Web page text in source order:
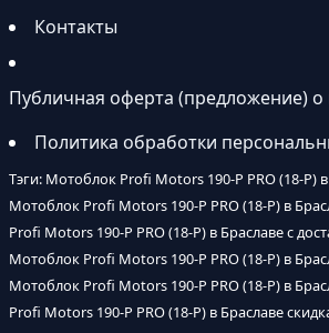
Контакты
Публичная оферта (предложение)
Политика обработки
Тэги: Мотоблок Profi Motors 190-P PRO (18-P)
Мотоблок Profi Motors 190-P PRO (18-P) в
Profi Motors 190-P PRO (18-P) в Браславе с
Мотоблок Profi Motors 190-P PRO (18-P) в
Мотоблок Profi Motors 190-P PRO (18-P) в
Profi Motors 190-P PRO (18-P) в Браславе